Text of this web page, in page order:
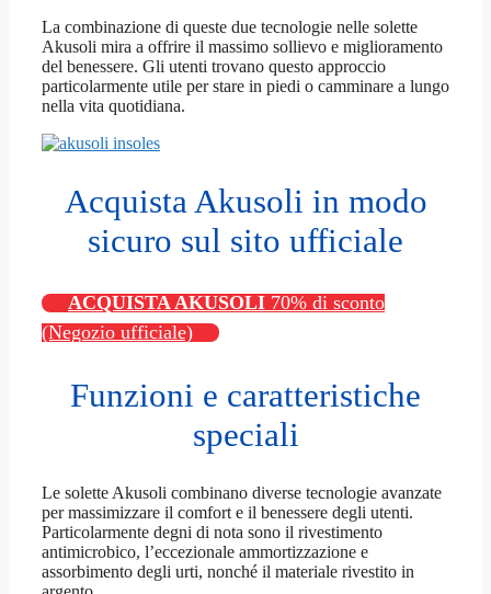
La combinazione di queste due tecnologie nelle solette
Akusoli mira a offrire il massimo sollievo e miglioramento
del benessere. Gli utenti trovano questo approccio
particolarmente utile per stare in piedi o camminare a lungo
nella vita quotidiana.
Acquista Akusoli in modo
sicuro sul sito ufficiale
ACQUISTA AKUSOLI 70% di sconto
(Negozio ufficiale)
Funzioni e caratteristiche
speciali
Le solette Akusoli combinano diverse tecnologie avanzate
per massimizzare il comfort e il benessere degli utenti.
Particolarmente degni di nota sono il rivestimento
antimicrobico, l’eccezionale ammortizzazione e
assorbimento degli urti, nonché il materiale rivestito in